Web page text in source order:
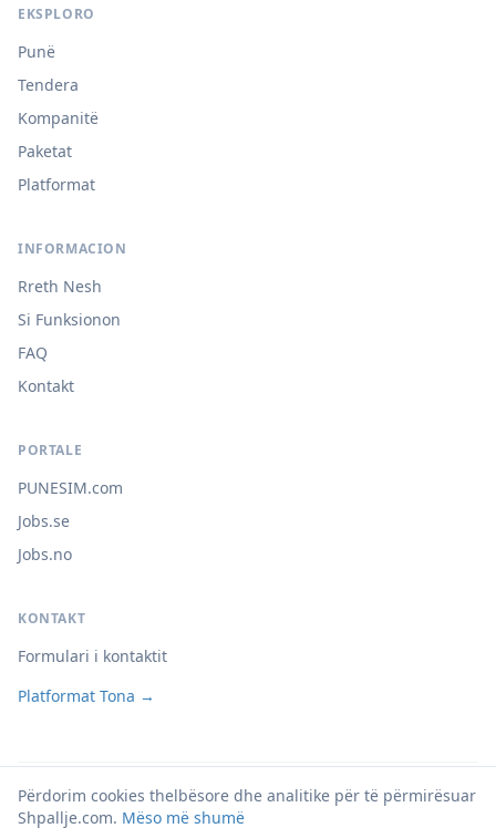
EKSPLORO
Punë
Tendera
Kompanitë
Paketat
Platformat
INFORMACION
Rreth Nesh
Si Funksionon
FAQ
Kontakt
PORTALE
PUNESIM.com
Jobs.se
Jobs.no
KONTAKT
Formulari i kontaktit
Platformat Tona →
© 2026 Shpallje.com
PrivatësiaKushtetCookies
Përdorim cookies thelbësore dhe analitike për të përmirësuar
Shpallje.com. Mëso më shumë